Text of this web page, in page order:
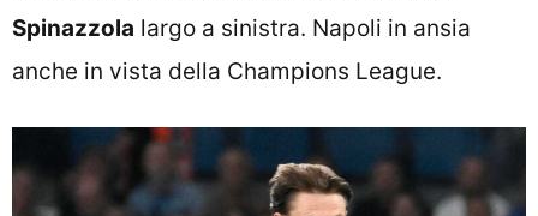
Spinazzola largo a sinistra. Napoli in ansia
anche in vista della Champions League.